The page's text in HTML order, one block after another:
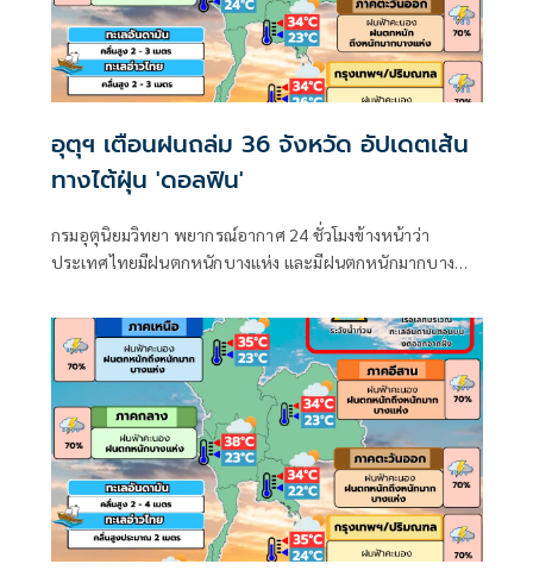
อุตุฯ เตือนฝนถล่ม 36 จังหวัด อัปเดตเส้น
ทางไต้ฝุ่น 'ดอลฟิน'
กรมอุตุนิยมวิทยา พยากรณ์อากาศ 24 ชั่วโมงข้างหน้าว่า
ประเทศไทยมีฝนตกหนักบางแห่ง และมีฝนตกหนักมากบาง